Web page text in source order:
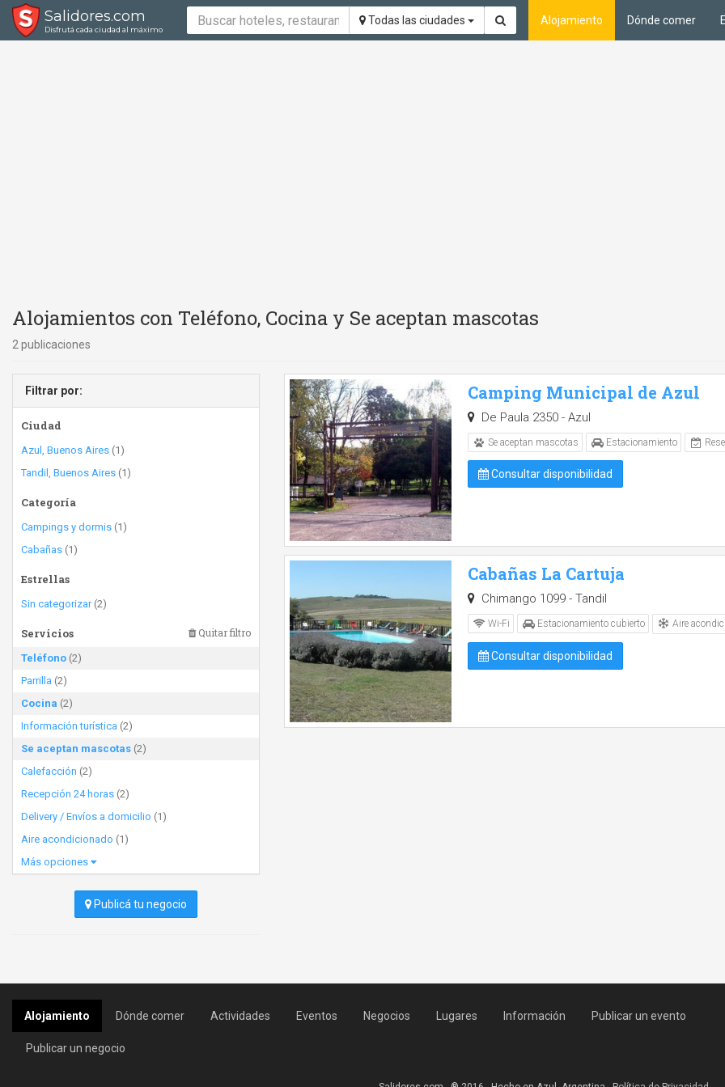
Salidores.com
Disfrutá cada ciudad al máximo
Todas las ciudades Alojamiento Dónde comer
Alojamientos con Teléfono, Cocina y Se aceptan mascotas
2 publicaciones
Filtrar por:
Ciudad
Azul, Buenos Aires (1)
Tandil, Buenos Aires (1)
Categoría
Campings y dormis (1)
Cabañas (1)
Estrellas
Sin categorizar(2)
Servicios Quitar filtro
Teléfono (2)
Parrilla (2)
Cocina (2)
Información turística (2)
Se aceptan mascotas (2)
Calefacción (2)
Recepción 24 horas (2)
Delivery / Envíos a domicilio (1)
Aire acondicionado (1)
Más opciones
Publicá tu negocio
Camping Municipal de Azul
De Paula 2350 - Azul
Se aceptan mascotas Estacionamiento
Consultar disponibilidad
Cabañas La Cartuja
Chimango 1099 - Tandil
Wi-Fi Estacionamiento cubierto Aire
Consultar disponibilidad
Alojamiento Dónde comer Actividades Eventos Negocios Lugares Información Publicar un evento
Publicar un negocio